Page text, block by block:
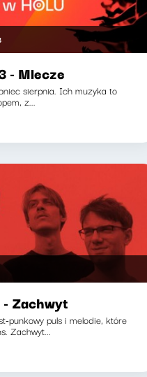
- Mlecze
sierpnia. Ich muzyka to
z...
Zachwyt
punkowy puls i melodie, które
Zachwyt...